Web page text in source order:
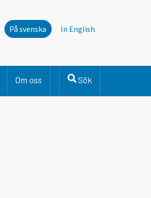
På svenska In English
Om oss Sök